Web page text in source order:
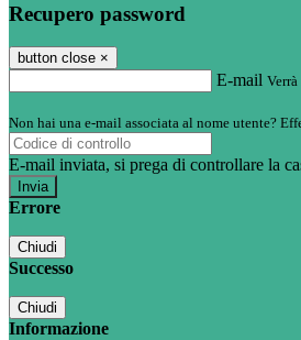
Recupero password
button close ×
E-mail
Non hai una e-mail associata al nome utente?
E-mail inviata, si prega di controllare la
Errore
Chiudi
Successo
Chiudi
Informazione